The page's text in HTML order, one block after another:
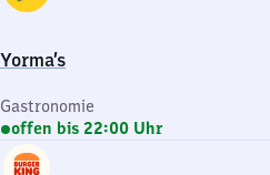
Yorma’s
Gastronomie
offen bis 22:00 Uhr